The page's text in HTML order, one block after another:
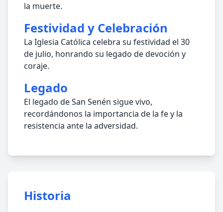
la muerte.
Festividad y Celebración
La Iglesia Católica celebra su festividad el 30
de julio, honrando su legado de devoción y
coraje.
Legado
El legado de San Senén sigue vivo,
recordándonos la importancia de la fe y la
resistencia ante la adversidad.
Historia